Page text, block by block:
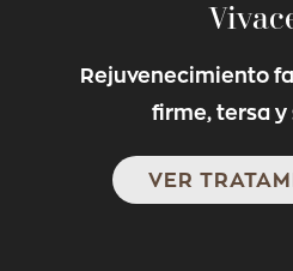
Rejuvenecimiento
firme, tersa y
VER